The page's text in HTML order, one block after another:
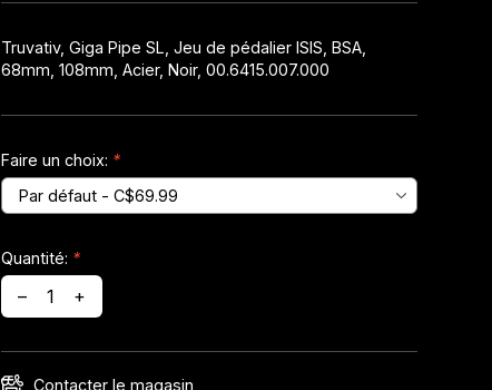
Truvativ, Giga Pipe SL, Jeu de pédalier ISIS, BSA,
68mm, 108mm, Acier, Noir, 00.6415.007.000
Faire un choix: *
Quantité: *
– +
Contacter le magasin